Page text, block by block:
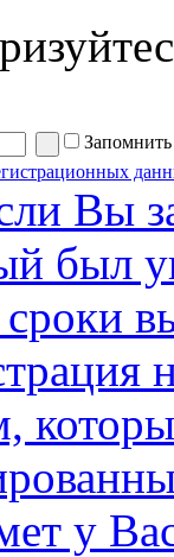
Вы
был
у